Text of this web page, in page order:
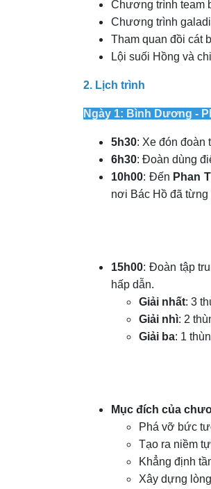
Chương trình team
Chương trình
Tham quan đồi cát
Lội suối Hồng và
2. Lịch trình
Ngày 1: Bình Dương -
5h30: Xe đón đoàn
6h30: Đoàn dùng
10h00: Đến Phan
nơi Bác Hồ đã
15h00: Đoàn tập
hấp dẫn.
Giải nhất: 3
Giải nhì: 2
Giải ba: 1
Mục đích của
Phá vỡ bức
Tạo ra niềm
Khẳng định
Xây dựng